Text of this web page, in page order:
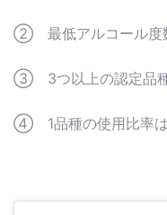
② 最低アルコール度
③ 3つ以上の認定品種
④ 1品種の使用比率